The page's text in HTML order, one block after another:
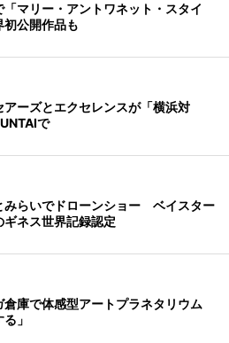
マリー・アントワネット・スタイ
公開作品も
アーズとエクセレンスが「横浜対
で
みらいでドローンショー ベイスター
ギネス世界記録認定
倉庫で体感型アートプラネタリウム
」